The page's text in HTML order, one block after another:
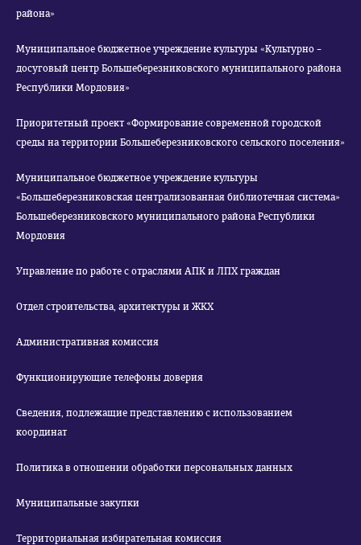
района»
Муниципальное бюджетное учреждение культуры «Культурно –
досуговый центр Большеберезниковского муниципального района
Республики Мордовия»
Приоритетный проект «Формирование современной городской
среды на территории Большеберезниковского сельского поселения»
Муниципальное бюджетное учреждение культуры
«Большеберезниковская централизованная библиотечная система»
Большеберезниковского муниципального района Республики
Мордовия
Управление по работе с отраслями АПК и ЛПХ граждан
Отдел строительства, архитектуры и ЖКХ
Административная комиссия
Функционирующие телефоны доверия
Сведения, подлежащие представлению с использованием
координат
Политика в отношении обработки персональных данных
Муниципальные закупки
Территориальная избирательная комиссия